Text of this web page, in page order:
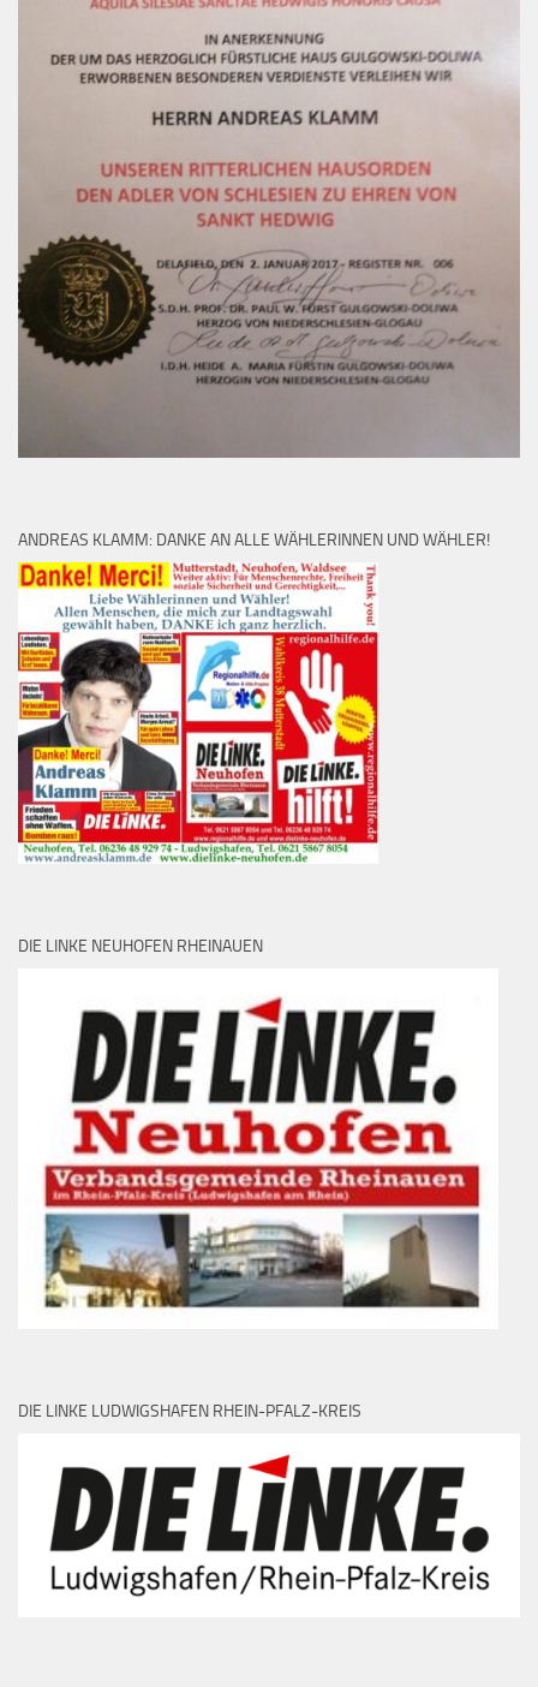
ANDREAS KLAMM: DANKE AN ALLE WÄHLERINNEN UND WÄHLER!
DIE LINKE NEUHOFEN RHEINAUEN
DIE LINKE LUDWIGSHAFEN RHEIN-PFALZ-KREIS